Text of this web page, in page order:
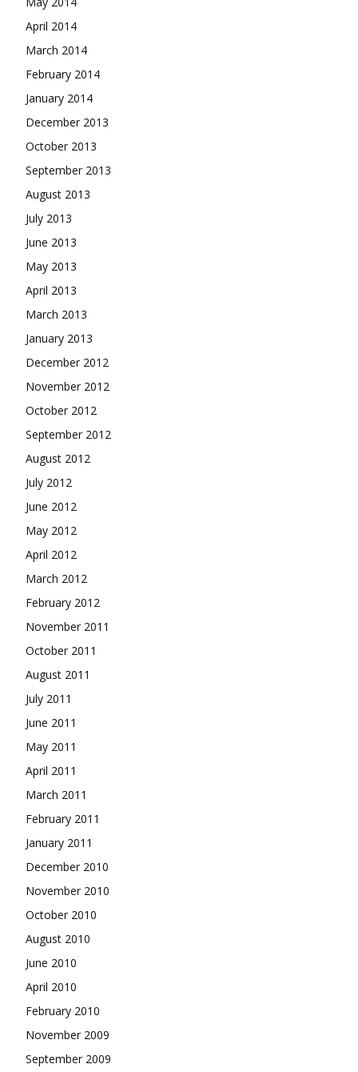
April 2014
March 2014
February 2014
January 2014
December 2013
October 2013
September 2013
August 2013
July 2013
June 2013
May 2013
April 2013
March 2013
January 2013
December 2012
November 2012
October 2012
September 2012
August 2012
July 2012
June 2012
May 2012
April 2012
March 2012
February 2012
November 2011
October 2011
August 2011
July 2011
June 2011
May 2011
April 2011
March 2011
February 2011
January 2011
December 2010
November 2010
October 2010
August 2010
June 2010
April 2010
February 2010
November 2009
September 2009